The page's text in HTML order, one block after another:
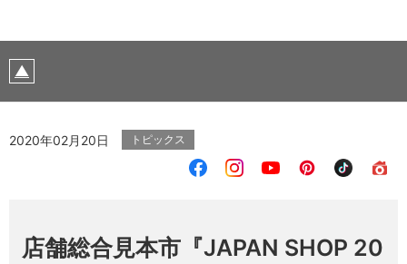
2020年02月20日 トピックス
店舗総合見本市『JAPAN SHOP 20